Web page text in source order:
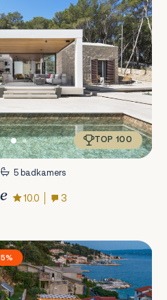
TOP 100
5 badkamers
10.0 3